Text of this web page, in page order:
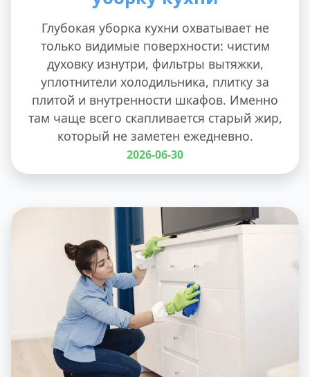
Глубокая уборка кухни охватывает не
только видимые поверхности: чистим
духовку изнутри, фильтры вытяжки,
уплотнители холодильника, плитку за
плитой и внутренности шкафов. Именно
там чаще всего скапливается старый жир,
который не заметен ежедневно.
2026-06-30